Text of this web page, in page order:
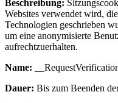
Beschreibung:
Websites verwendet wird,
Technologien geschrieben
um eine anonymisierte
aufrechtzuerhalten.
Name:
Dauer: Bis zum Beenden